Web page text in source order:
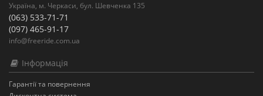
Україна, м. Черкаси, бул. Шевченка 135
(063) 533-71-71
(097) 465-91-17
info@freeride.com.ua
Інформація
Гарантії та повернення